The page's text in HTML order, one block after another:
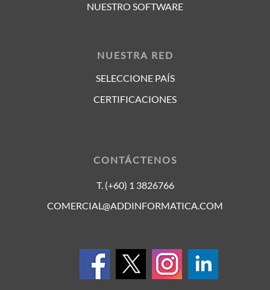
NUESTRO SOFTWARE
NUESTRA RED
SELECCIONE PAÍS
CERTIFICACIONES
CONTÁCTENOS
T. (+60) 1 3826766
COMERCIAL@ADDINFORMATICA.COM